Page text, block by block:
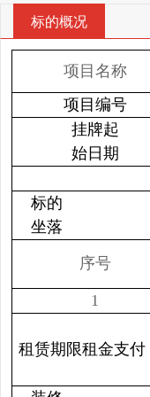
标的概况
项目名称
项目编号
挂牌起
始日期
标的
坐落
序号
1
租赁期限租金支付